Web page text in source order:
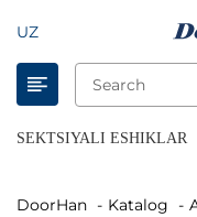
UZ
SEKTSIYALI ESHIKLAR
DoorHan Katalog